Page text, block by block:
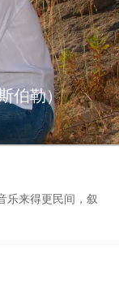
伯勒）
乐来得更民间，叙